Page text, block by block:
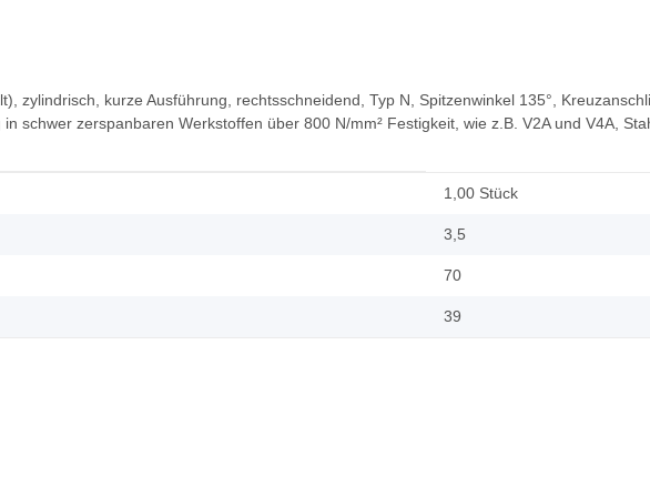
zylindrisch, kurze Ausführung, rechtsschneidend, Typ N, Spitzenwinkel 135°,
schwer zerspanbaren Werkstoffen über 800 N/mm² Festigkeit, wie z.B. V2A und V4A,
1,00 Stück
3,5
70
39